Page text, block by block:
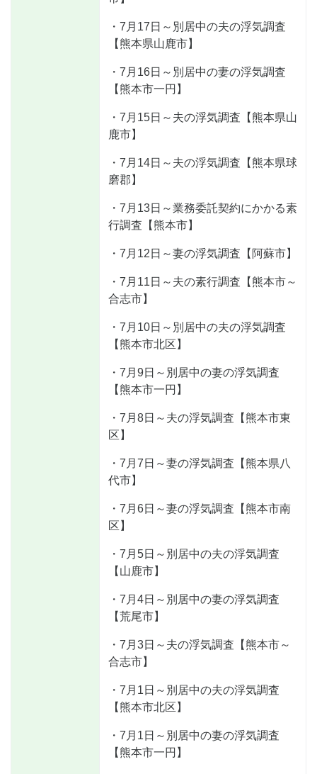
・7月17日～別居中の夫の浮気調査
【熊本県山鹿市】
・7月16日～別居中の妻の浮気調査
【熊本市一円】
・7月15日～夫の浮気調査【熊本県山
鹿市】
・7月14日～夫の浮気調査【熊本県球
磨郡】
・7月13日～業務委託契約にかかる素
行調査【熊本市】
・7月12日～妻の浮気調査【阿蘇市】
・7月11日～夫の素行調査【熊本市～
合志市】
・7月10日～別居中の夫の浮気調査
【熊本市北区】
・7月9日～別居中の妻の浮気調査
【熊本市一円】
・7月8日～夫の浮気調査【熊本市東
区】
・7月7日～妻の浮気調査【熊本県八
代市】
・7月6日～妻の浮気調査【熊本市南
区】
・7月5日～別居中の夫の浮気調査
【山鹿市】
・7月4日～別居中の妻の浮気調査
【荒尾市】
・7月3日～夫の浮気調査【熊本市～
合志市】
・7月1日～別居中の夫の浮気調査
【熊本市北区】
・7月1日～別居中の妻の浮気調査
【熊本市一円】